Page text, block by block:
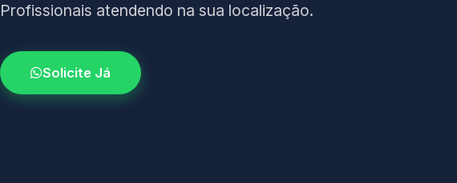
Profissionais atendendo na sua localização.
Solicite Já